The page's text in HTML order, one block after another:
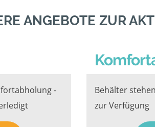
ANGEBOTE ZUR
-
Behälter
zur Verfügung